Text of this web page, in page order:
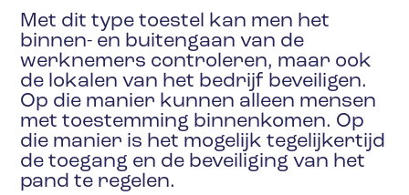
Met dit type toestel kan men het
binnen- en buitengaan van de
werknemers controleren, maar ook
de lokalen van het bedrijf beveiligen.
Op die manier kunnen alleen mensen
met toestemming binnenkomen. Op
die manier is het mogelijk tegelijkertijd
de toegang en de beveiliging van het
pand te regelen.